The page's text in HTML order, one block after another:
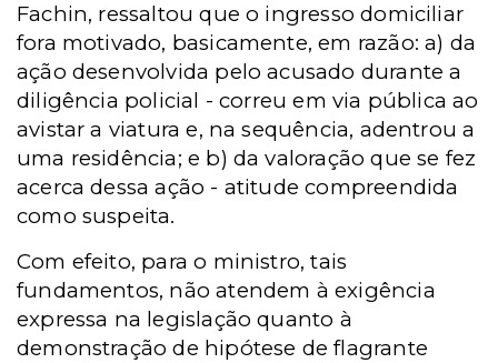
Fachin, ressaltou que o ingresso domiciliar
fora motivado, basicamente, em razão: a) da
ação desenvolvida pelo acusado durante a
diligência policial - correu em via pública ao
avistar a viatura e, na sequência, adentrou a
uma residência; e b) da valoração que se fez
acerca dessa ação - atitude compreendida
como suspeita.
Com efeito, para o ministro, tais
fundamentos, não atendem à exigência
expressa na legislação quanto à
demonstração de hipótese de flagrante